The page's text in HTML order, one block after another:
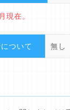
現在。
ついて 無し